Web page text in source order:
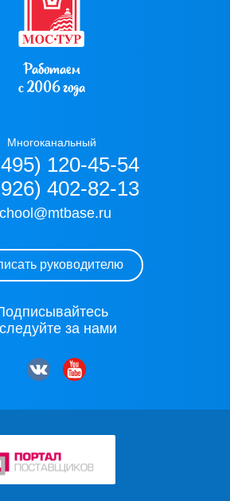
Работаем
с 2006 года
Многоканальный
120-45-54
402-82-13
руководителю
за нами